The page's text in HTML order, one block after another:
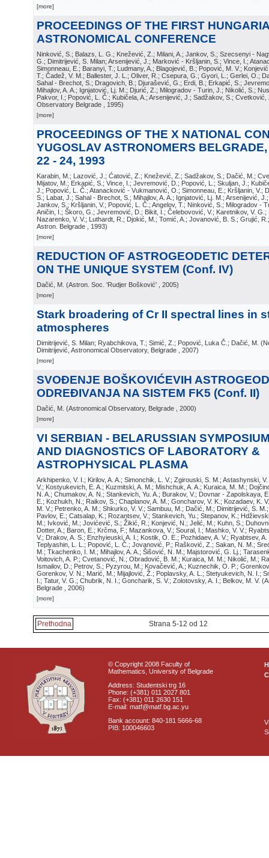
[more]
PROCEEDINGS OF THE FIRST
ASTRONOMICAL CONFERENCE
Ninković, S.; Balazs, L. G.; Knežević, Z.; Milani, A.; Jankov, S.; Szecsenyi -
G.; Dimitrijević, S. Milan; Arsenijević, J.; Marković - Kršljanin, S.; Vince, I.;
Simonneau, E.; Baranyi, T.; Ludmany, A.; Blagojević, B.; Popović, M. V.;
T.; Čadež, V. M.; Ballester, J. L.; Oliver, R.; Csepura, G.; Gyori, L.; Gerlei, O.;
Sahal - Brechot, S.; Dragovich, B.; Djurašević, G.; Erdi, B.; Erkapić, S.;
Mihajlov, A. A.; Ignjatović, Lj. M.; Djurić, Z.; Milogradov - Turin, J.; Nikolić, S.;
Pakvor, I.; Popović, L. Č.; Kubičela, A.; Arsenijević, J.; Sadžakov, S.; Cvetković,
Observatory Belgrade
, 1995)
[more]
PROCEEDINGS OF THE X NATIONAL
YUGOSLAV ASTRONOMERS
22 - 24, 1993
Karabin, M.; Lazović, J.; Ćatović, Z.; Knežević, Z.; Sadžakov, S.; Dačić, M.;
Mijatov, M.; Erkapić, S.; Vince, I.; Jevremović, D.; Popović, L.; Skuljan, J.;
J.; Popović, L. Č.; Atanacković - Vukmanović, O.; Simonneau, E.; Kršljanin, V.;
S.; Labat, J.; Sahal - Brechot, S.; Mihajlov, A. A.; Ignjatović, Lj. M.; Arsenijević,
Jankov, S.; Kršljanin, V.; Popović, L. Č.; Angelov, T.; Ninković, S.; Milogradov -
Aničin, I.; Škoro, G.; Jevremović, D.; Bikit, I.; Čelebovović, V.; Karetnikov, V. G.;
Nazarenko, V. V.; Luthardt, R.; Djokić, M.; Tomić, A.; Jovanović, B. S.; Grujić,
Astron. Belgrade
, 1993)
[more]
REDUCTION OF ASTROGEODETIC
ON THE UNIQUE SYSTEM (Conf. IV)
Dačić, M. (Astron. Soc. 'Rudjer Bošković' , 2005)
[more]
Stark broadering of Cr II spectral lines in
atmospheres
Dimitrijević, S. Milan; Ryabchikova, T.; Simić, Z.; Popović, Luka Č.; Dačić, M. (
Dimitrijević, Astronomical Observatory, Belgrade
, 2007)
[more]
SVOĐENJE BOŠKOVIĆEVIH
ODREĐIVANJA NA SISTEM FK5 (Conf. II)
Dačić, M. (Astronomical Observatory, Belgrade , 2000)
[more]
VI SERBIAN - BELARUSSIAN
AND DIAGNOSTICS OF LABORATORY &
ASTROPHYSICAL PLASMA
Arkhipenko, V. I.; Kirilov, A. A.; Simonchik, L. V.; Zgirouski, S. M.; Astashynski,
V.; Kostyukevich, E. A.; Kuzmitski, A. M.; Mishchuk, A. A.; Kuraica, M. M.;
N. A.; Chumakov, A. N.; Stankevich, Yu. A.; Burakov, V.; Dovnar - Zapolskaya,
E.; Kozhukh, N.; Raikov, S.; Chaplanov, A. M.; Goncharov, V. K.; Kozadaev, K.
M. V.; Petrenko, A. M.; Shkurko, V. V.; Sambuu, M.; Dačić, M.; Dimitrijević, S.
Pavlov, E.; Catsalap, K.; Rozantsev, V.; Stankevich, Yu.; Stepanov, K.;
M.; Ivković, M.; Jovićević, S.; Žikić, R.; Konjević, N.; Jelić, M.; Kuhn, S.;
Dotter, A.; Baron, E.; Krčma, F.; Mazankova, V.; Soural, I.; Mashko, V. V.;
V.; Drakov, A. S.; Enzhyieuski, A. I.; Kostik, O. E.; Pozhidaev, A. V.; Ryabtsev,
Teplyashin, L. L.; Popović, L. Č.; Jovanović, P.; Rašković, Z.; Sakan, N. M.;
M.; Tkachenko, I. M.; Mihajlov, A. A.; Šišović, N. M.; Majstorović, G. Lj.;
Voitovich, A. P.; Cvetanović, N.; Obradović, B. M.; Kuraica, M. M.; Nikolić, M.;
Ismailov, D.; Petrov, S.; Pyzyrou, M.; Kovačević, A.; Kuznechik, O. P.;
Gorenkov, V. N.; Marić, M.; Mijajlović, Ž.; Poplavsky, A. L.; Stetyukevich, N. I.;
I.; Tatur, V. G.; Chubrik, N. I.; Goncharik, S. V.; Zolotovsky, A. I.; Belkov, M. V. (
Belgrade
, 2006)
[more]
Prethodna Strana 5-12 od 12
© Copyright 2008 Faculty of
Mathematics, University of Belgrade
Address: Studentski trg 16
Phone: (+381) 011 2027 801
Fax: (+381) 011 2630 151
E-mail: matf@matf.bg.ac.yu
Bank account: 840-181 5666-68
PIB: 100046603